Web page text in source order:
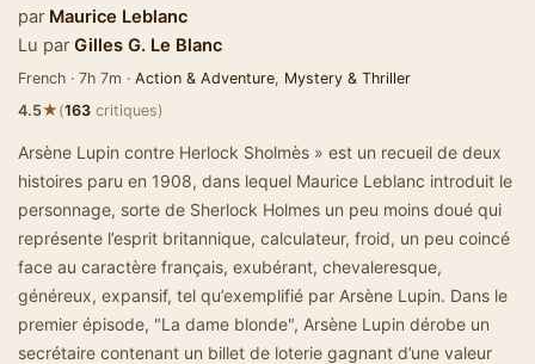
par Maurice Leblanc
Lu par Gilles G. Le Blanc
French · 7h 7m · Action & Adventure, Mystery & Thriller
4.5★(163 critiques)
Arsène Lupin contre Herlock Sholmès » est un recueil de deux
histoires paru en 1908, dans lequel Maurice Leblanc introduit le
personnage, sorte de Sherlock Holmes un peu moins doué qui
représente l’esprit britannique, calculateur, froid, un peu coincé
face au caractère français, exubérant, chevaleresque,
généreux, expansif, tel qu’exemplifié par Arsène Lupin. Dans le
premier épisode, "La dame blonde", Arsène Lupin dérobe un
secrétaire contenant un billet de loterie gagnant d’une valeur